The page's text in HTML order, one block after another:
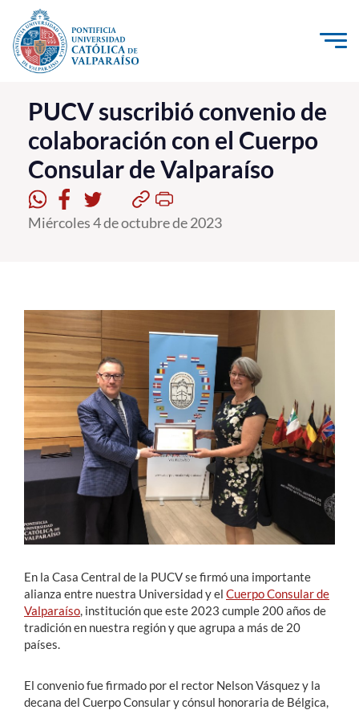
Click acá para ir directamente al contenido
La Universidad
Investigación, Creación e Innovación
PUCV Internacional
Vinculación con el Medio
Postgrado
Formación Continua
Estudiantes
Académicos
Funcionarios
PUCV suscribió convenio de
colaboración con el Cuerpo
Consular de Valparaíso
Miércoles 4 de octubre de 2023
En la Casa Central de la PUCV se firmó una importante
alianza entre nuestra Universidad y el Cuerpo Consular de
Valparaíso , institución que este 2023 cumple 200 años de
tradición en nuestra región y que agrupa a más de 20
países.
El convenio fue firmado por el rector Nelson Vásquez y la
decana del Cuerpo Consular y cónsul honoraria de Bélgica,